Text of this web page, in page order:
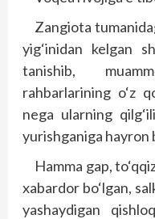
Zangiota
yig‘inidan kelgan
tanishib,
rahbarlarining o‘z
nega ularning
yurishganiga hayron
Hamma gap,
xabardor bo‘lgan,
yashaydigan